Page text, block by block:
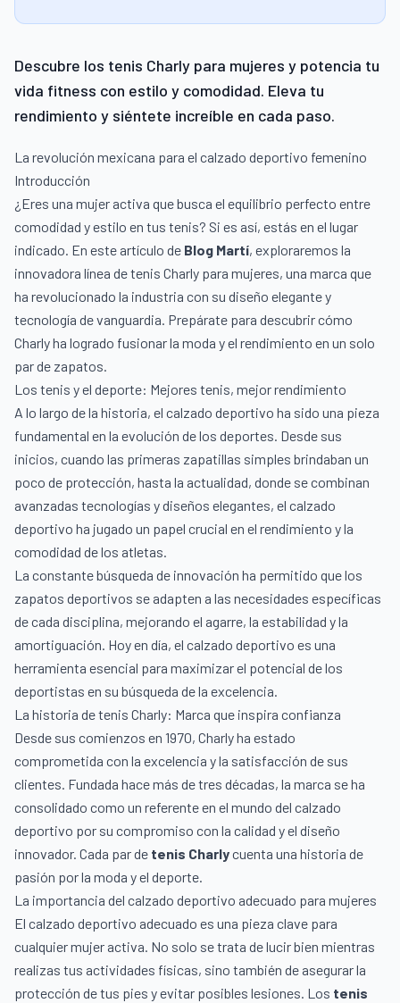
Descubre los tenis Charly para mujeres y potencia tu
vida fitness con estilo y comodidad. Eleva tu
rendimiento y siéntete increíble en cada paso.
La revolución mexicana para el calzado deportivo femenino
Introducción
¿Eres una mujer activa que busca el equilibrio perfecto entre
comodidad y estilo en tus tenis? Si es así, estás en el lugar
indicado. En este artículo de Blog Martí, exploraremos la
innovadora línea de tenis Charly para mujeres, una marca que
ha revolucionado la industria con su diseño elegante y
tecnología de vanguardia. Prepárate para descubrir cómo
Charly ha logrado fusionar la moda y el rendimiento en un solo
par de zapatos.
Los tenis y el deporte: Mejores tenis, mejor rendimiento
A lo largo de la historia, el calzado deportivo ha sido una pieza
fundamental en la evolución de los deportes. Desde sus
inicios, cuando las primeras zapatillas simples brindaban un
poco de protección, hasta la actualidad, donde se combinan
avanzadas tecnologías y diseños elegantes, el calzado
deportivo ha jugado un papel crucial en el rendimiento y la
comodidad de los atletas.
La constante búsqueda de innovación ha permitido que los
zapatos deportivos se adapten a las necesidades específicas
de cada disciplina, mejorando el agarre, la estabilidad y la
amortiguación. Hoy en día, el calzado deportivo es una
herramienta esencial para maximizar el potencial de los
deportistas en su búsqueda de la excelencia.
La historia de tenis Charly: Marca que inspira confianza
Desde sus comienzos en 1970, Charly ha estado
comprometida con la excelencia y la satisfacción de sus
clientes. Fundada hace más de tres décadas, la marca se ha
consolidado como un referente en el mundo del calzado
deportivo por su compromiso con la calidad y el diseño
innovador. Cada par de tenis Charlycuenta una historia de
pasión por la moda y el deporte.
La importancia del calzado deportivo adecuado para mujeres
El calzado deportivo adecuado es una pieza clave para
cualquier mujer activa. No solo se trata de lucir bien mientras
realizas tus actividades físicas, sino también de asegurar la
protección de tus pies y evitar posibles lesiones. Los tenis